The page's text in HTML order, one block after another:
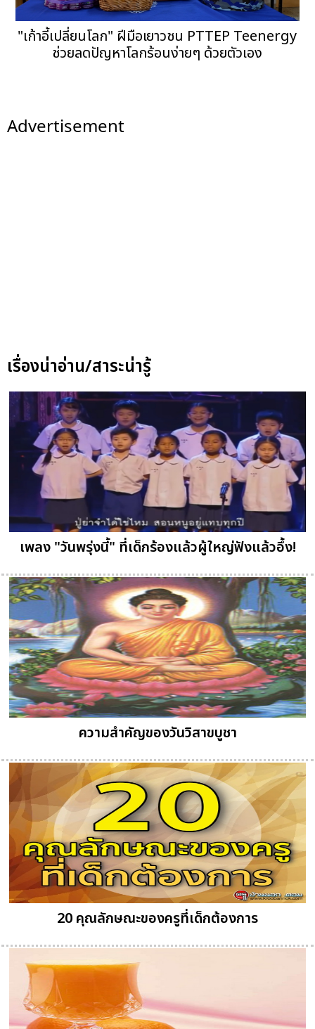
"เก้าอี้เปลี่ยนโลก" ฝีมือเยาวชน PTTEP Teenergy
ช่วยลดปัญหาโลกร้อนง่ายๆ ด้วยตัวเอง
Advertisement
เรื่องน่าอ่าน/สาระน่ารู้
เพลง "วันพรุ่งนี้" ที่เด็กร้องแล้วผู้ใหญ่ฟังแล้วอึ้ง!
ความสำคัญของวันวิสาขบูชา
20 คุณลักษณะของครูที่เด็กต้องการ